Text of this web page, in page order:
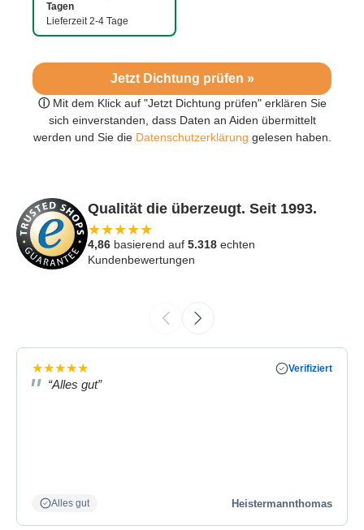
Jetzt Dichtung prüfen »
ⓘ Mit dem Klick auf "Jetzt Dichtung prüfen" erklären Sie
sich einverstanden, dass Daten an Aiden übermittelt
werden und Sie dieDatenschutzerklärung gelesen haben.
Tagen
Lieferzeit 2-4 Tage
Qualität die überzeugt. Seit 1993.
★★★★★
4,86 basierend auf 5.318 echten
Kundenbewertungen
★★★★★ Verifiziert
“Alles gut”
Alles gut Heistermannthomas